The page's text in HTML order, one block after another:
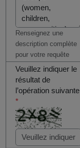
Renseignez une
description complète
pour votre requête
Veuillez indiquer le
résultat de
l’opération suivante
*